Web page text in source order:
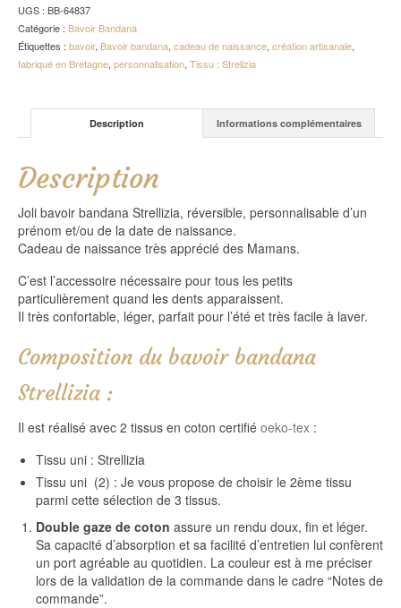
UGS : BB-64837
Catégorie : Bavoir Bandana
Étiquettes : bavoir, Bavoir bandana, cadeau de naissance, création artisanale,
fabriqué en Bretagne, personnalisation, Tissu : Strelizia
Description Informations complémentaires
Description
Joli bavoir bandana Strellizia, réversible, personnalisable d’un
prénom et/ou de la date de naissance.
Cadeau de naissance très apprécié des Mamans.
C’est l’accessoire nécessaire pour tous les petits
particulièrement quand les dents apparaissent.
Il très confortable, léger, parfait pour l’été et très facile à laver.
Composition du bavoir bandana
Strellizia :
Il est réalisé avec 2 tissus en coton certifié oeko-tex :
Tissu uni : Strellizia
Tissu uni (2) : Je vous propose de choisir le 2ème tissu
parmi cette sélection de 3 tissus.
Double gaze de coton assure un rendu doux, fin et léger.
Sa capacité d’absorption et sa facilité d’entretien lui confèrent
un port agréable au quotidien. La couleur est à me préciser
lors de la validation de la commande dans le cadre “Notes de
commande”.